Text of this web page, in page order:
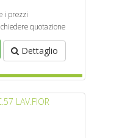
i prezzi
quotazione
Dettaglio